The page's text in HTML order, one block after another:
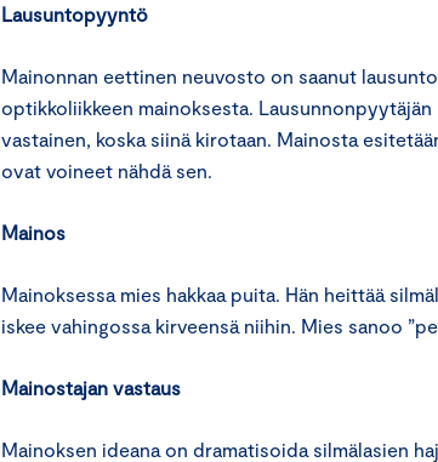
Lausuntopyyntö
Mainonnan eettinen neuvosto on saanut
optikkoliikkeen mainoksesta. Lausunnonpyytäjän
vastainen, koska siinä kirotaan. Mainosta
ovat voineet nähdä sen.
Mainos
Mainoksessa mies hakkaa puita. Hän heittää
iskee vahingossa kirveensä niihin. Mies sanoo
Mainostajan vastaus
Mainoksen ideana on dramatisoida silmälasien